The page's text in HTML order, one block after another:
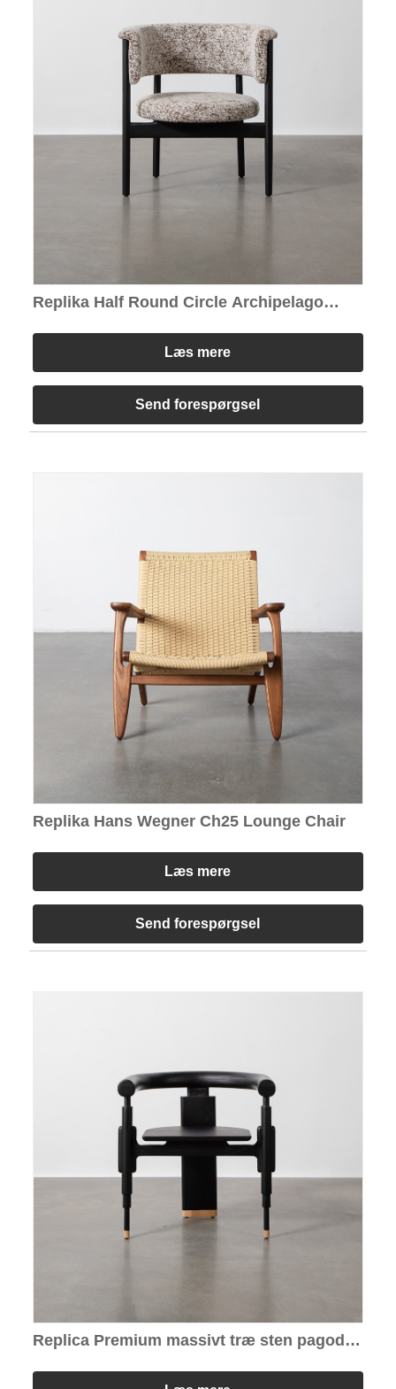
Replika Half Round Circle Archipelago
Læs mere
Send forespørgsel
Replika Hans Wegner Ch25 Lounge Chair
Læs mere
Send forespørgsel
Replica Premium massivt træ sten pagoder